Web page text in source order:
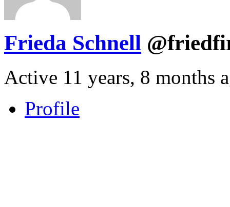
Frieda Schnell
Active 11 years, 8 months
Profile